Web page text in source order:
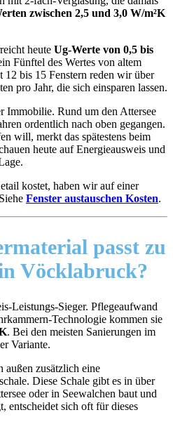
zwischen 2,5 und 3,0 W/m²K
heute Ug-Werte von 0,5 bis
Fünftel des Wertes von altem
bis 15 Fenstern reden wir über
pro Jahr, die sich einsparen lassen.
Immobilie. Rund um den Attersee
ordentlich nach oben gegangen.
will, merkt das spätestens beim
heute auf Energieausweis und
kostet, haben wir auf einer
Fenster austauschen Kosten.
passt zu
Vöcklabruck?
Leistungs-Sieger. Pflegeaufwand
Technologie kommen sie
. Bei den meisten Sanierungen im
Variante.
außen zusätzlich eine
Diese Schale gibt es in über
oder in Seewalchen baut und
entscheidet sich oft für dieses